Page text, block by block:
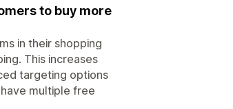
to buy more
in their shopping
This increases
targeting options
multiple free